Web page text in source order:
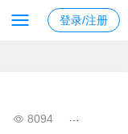
登录/注册
8094